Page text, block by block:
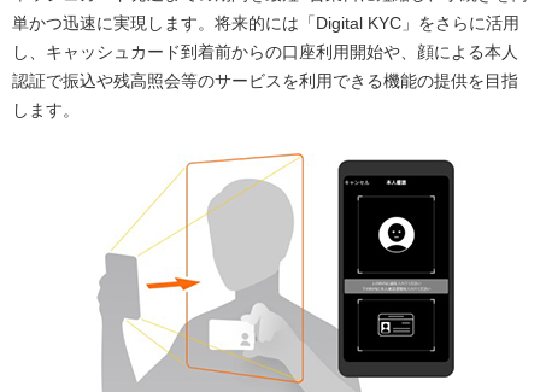
単かつ迅速に実現します。将来的には「Digital KYC」をさらに活用
し、キャッシュカード到着前からの口座利用開始や、顔による本人
認証で振込や残高照会等のサービスを利用できる機能の提供を目指
します。